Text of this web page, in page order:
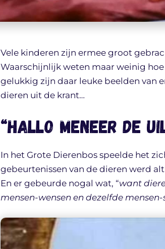
Vele kinderen zijn ermee groot
Waarschijnlijk weten maar weinig
gelukkig zijn daar leuke beelden van
dieren uit de krant…
“Hallo Meneer de
In het Grote Dierenbos speelde het
gebeurtenissen van de dieren werd
En er gebeurde nogal wat, “want
mensen-wensen en dezelfde